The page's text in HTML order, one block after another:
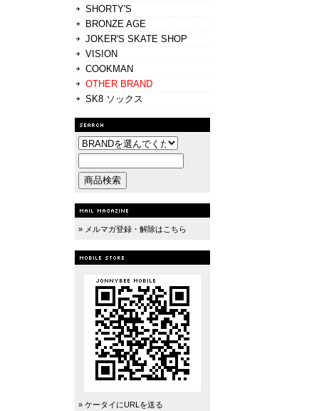
SHORTY'S
BRONZE AGE
JOKER'S SKATE SHOP
VISION
COOKMAN
OTHER BRAND
SK8 ソックス
» メルマガ登録・解除はこちら
» ケータイにURLを送る